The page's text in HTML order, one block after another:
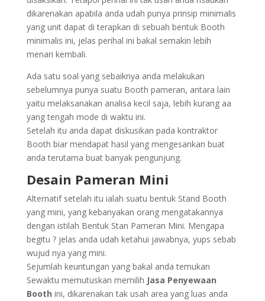
dikarenakan apabila anda udah punya prinsip minimalis
yang unit dapat di terapkan di sebuah bentuk Booth
minimalis ini, jelas perihal ini bakal semakin lebih
menari kembali.
Ada satu soal yang sebaiknya anda melakukan
sebelumnya punya suatu Booth pameran, antara lain
yaitu melaksanakan analisa kecil saja, lebih kurang aa
yang tengah mode di waktu ini.
Setelah itu anda dapat diskusikan pada kontraktor
Booth biar mendapat hasil yang mengesankan buat
anda terutama buat banyak pengunjung.
Desain Pameran Mini
Alternatif setelah itu ialah suatu bentuk Stand Booth
yang mini, yang kebanyakan orang mengatakannya
dengan istilah Bentuk Stan Pameran Mini. Mengapa
begitu ? jelas anda udah ketahui jawabnya, yups sebab
wujud nya yang mini.
Sejumlah keuntungan yang bakal anda temukan
Sewaktu memutuskan memilih Jasa Penyewaan
Booth ini, dikarenakan tak usah area yang luas anda